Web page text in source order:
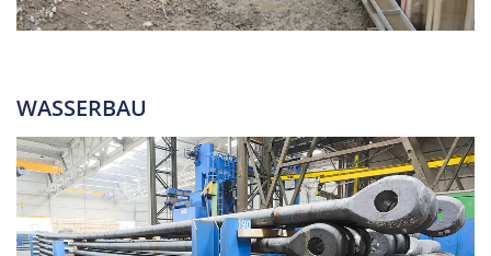
WASSERBAU